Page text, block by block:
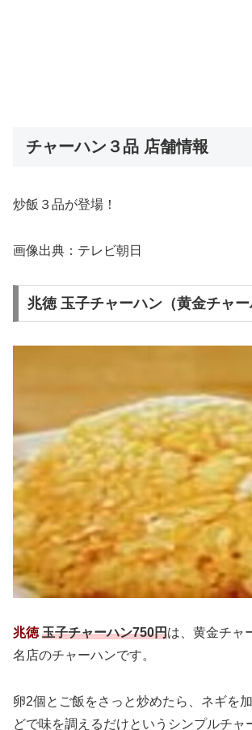
チャーハン３品 店舗情報
炒飯３品が登場！
画像出典：テレビ朝日
兆徳 玉子チャーハン（黄金チャー
兆徳 玉子チャーハン750円は、黄金チャ
名店のチャーハンです。
卵2個とご飯をさっと炒めたら、ネギを
どで味を調えるだけというシンプルチャ